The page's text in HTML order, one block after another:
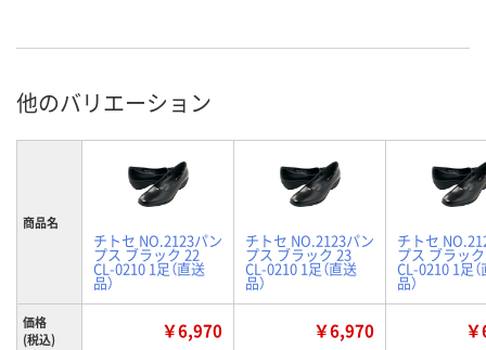
他のバリエーション
商品名
チトセ NO.2123パン
プス ブラック 22
CL-0210 1足（直送
品）
チトセ NO.2123パン
プス ブラック 23
CL-0210 1足（直送
品）
チトセ
プス ブラッ
CL-0210 1足
品）
価格
(税込)
￥6,970 ￥6,970